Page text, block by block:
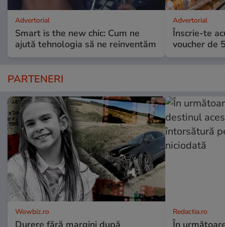
Advertorial
Smart is the new chic: Cum ne
ajută tehnologia să ne reinventăm
Advertorial
Înscrie-te
voucher de
PARTENERI
Wowbiz.ro
Durere fără margini după
Redactia.ro
În